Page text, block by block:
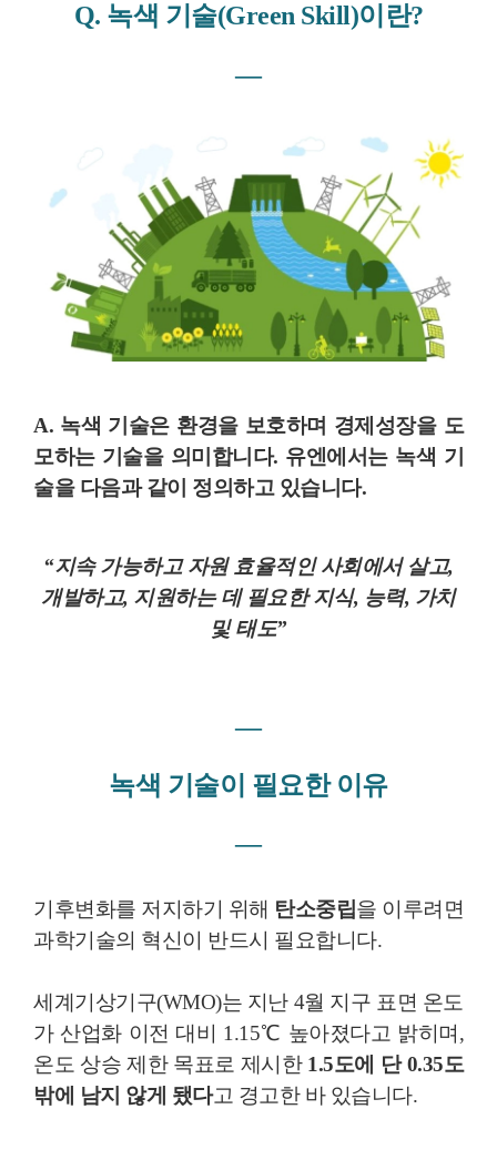
Q. 녹색 기술(Green Skill)이란?
―
A. 녹색 기술은 환경을 보호하며 경제성장을 도
모하는 기술을 의미합니다. 유엔에서는 녹색 기
술을 다음과 같이 정의하고 있습니다.
“지속 가능하고 자원 효율적인 사회에서 살고,
개발하고, 지원하는 데 필요한 지식, 능력, 가치
및 태도”
―
녹색 기술이 필요한 이유
―
기후변화를 저지하기 위해 탄소중립을 이루려면
과학기술의 혁신이 반드시 필요합니다.
세계기상기구(WMO)는 지난 4월 지구 표면 온도
가 산업화 이전 대비 1.15℃ 높아졌다고 밝히며,
온도 상승 제한 목표로 제시한1.5도에 단 0.35도
밖에 남지 않게 됐다고 경고한 바 있습니다.